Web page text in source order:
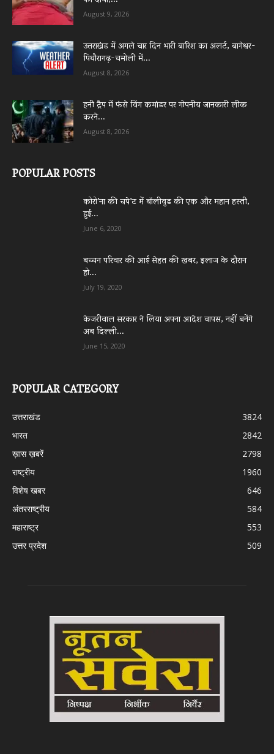
August 9, 2026
उत्तराखंड में अगले चार दिन भारी बारिश का अलर्ट, बागेश्वर-
पिथौरागढ़-चमोली में...
August 8, 2026
हनी ट्रैप में फंसे विंग कमांडर पर गोपनीय जानकारी लीक
करने...
August 8, 2026
POPULAR POSTS
कोरो’ना की चपे’ट में बॉलीवुड की एक और महान हस्ती,
हुई...
June 6, 2020
बच्चन परिवार की आई सेहत की खबर, इलाज के दौरान
हो...
July 19, 2020
केजरीवाल सरकार ने लिया अपना आदेश वापस, नहीं बनेंगे
अब दिल्ली...
June 15, 2020
POPULAR CATEGORY
उत्तराखंड
3824
भारत
2842
ख़ास ख़बरें
2798
राष्ट्रीय
1960
विशेष खबर
646
अंतरराष्ट्रीय
584
महाराष्ट्र
553
उत्तर प्रदेश
509